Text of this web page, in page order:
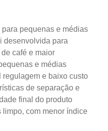
pequenas e médias
desenvolvida para
café e maior
e médias
regulagem e baixo custo
de separação e
final do produto
com menor índice